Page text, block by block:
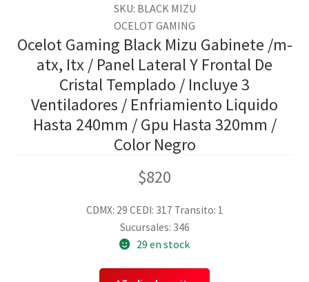
SKU: BLACK MIZU
OCELOT GAMING
Ocelot Gaming Black Mizu Gabinete /m-
atx, Itx / Panel Lateral Y Frontal De
Cristal Templado / Incluye 3
Ventiladores / Enfriamiento Liquido
Hasta 240mm / Gpu Hasta 320mm /
Color Negro
$820
CDMX: 29 CEDI: 317 Transito: 1
Sucursales: 346
29 en stock